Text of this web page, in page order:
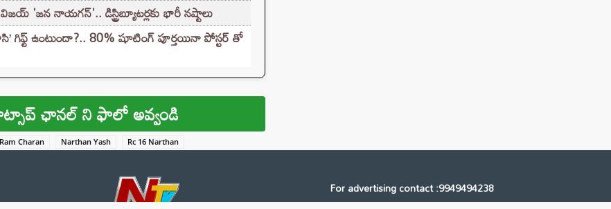
'జన నాయగన్'.. డిస్ట్రిబ్యూటర్లకు భారీ నష్టాలు
గిఫ్ట్ ఉంటుందా?.. 80% షూటింగ్ పూర్తయినా పోస్టర్ తో
ఛానల్ ని ఫాలో అవ్వండి
Charan Narthan Yash Rc 16 Narthan
For advertising contact :9949494238